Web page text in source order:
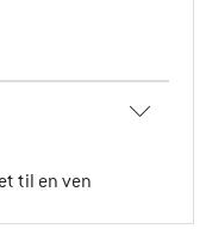
til en ven